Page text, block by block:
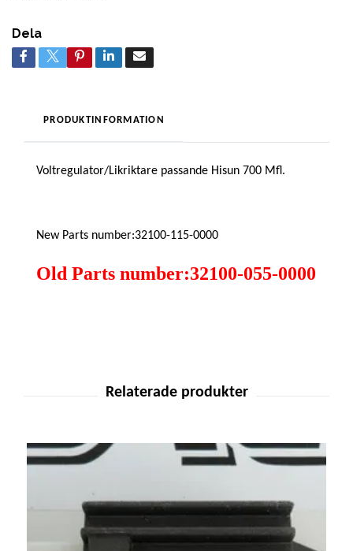
Dela
PRODUKTINFORMATION
Voltregulator/Likriktare passande Hisun 700 Mfl.
New Parts number:32100-115-0000
Old Parts number:32100-055-0000